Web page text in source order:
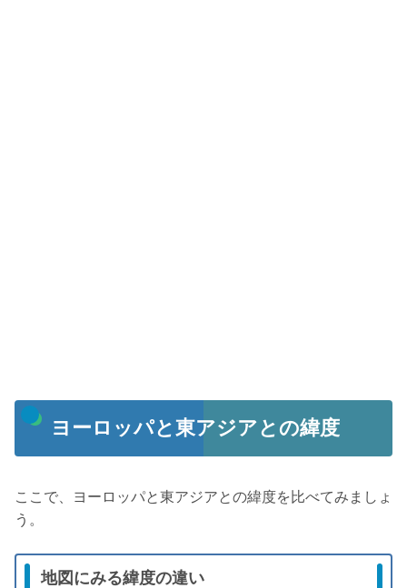
ヨーロッパと東アジアとの緯度
ここで、ヨーロッパと東アジアとの緯度を比べてみましょ
う。
地図にみる緯度の違い